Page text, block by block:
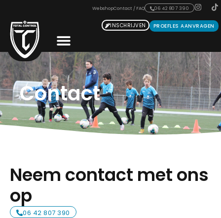
WebshopContact / FAQ 06 42 807 390
INSCHRIJVEN PROEFLES AANVRAGEN
Contact
Neem contact met ons
op
06 42 807 390